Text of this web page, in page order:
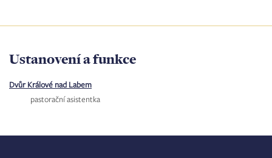
Ustanovení a funkce
Dvůr Králové nad Labem
pastorační asistentka